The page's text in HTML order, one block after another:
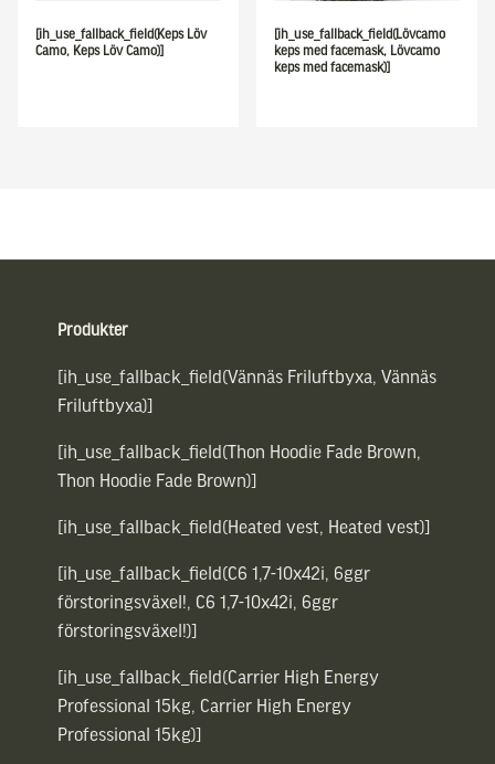
[ih_use_fallback_field(Keps Löv
Camo, Keps Löv Camo)]
[ih_use_fallback_field(Lövcamo
keps med facemask, Lövcamo
keps med facemask)]
Produkter
[ih_use_fallback_field(Vännäs Friluftbyxa, Vännäs
Friluftbyxa)]
[ih_use_fallback_field(Thon Hoodie Fade Brown,
Thon Hoodie Fade Brown)]
[ih_use_fallback_field(Heated vest, Heated vest)]
[ih_use_fallback_field(C6 1,7-10x42i, 6ggr
förstoringsväxel!, C6 1,7-10x42i, 6ggr
förstoringsväxel!)]
[ih_use_fallback_field(Carrier High Energy
Professional 15kg, Carrier High Energy
Professional 15kg)]